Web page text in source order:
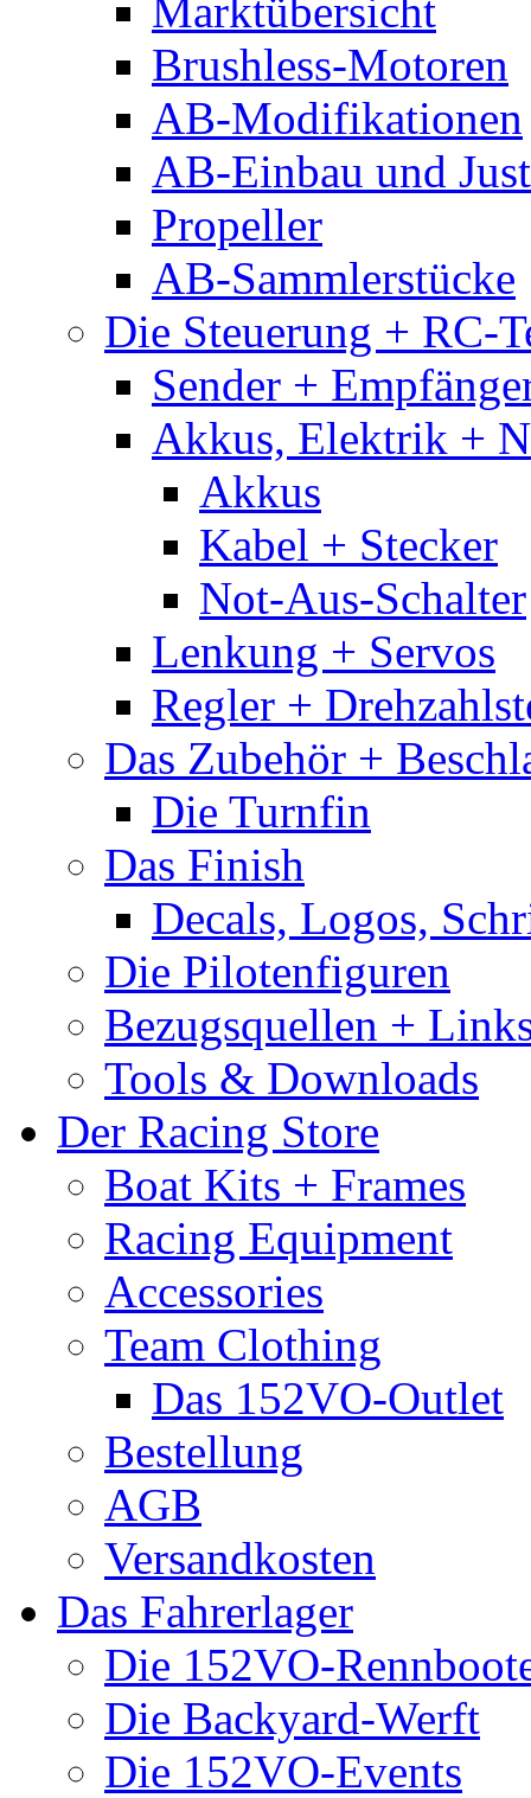
Marktübersicht
Brushless-Motoren
AB-Modifikationen
AB-Einbau und
Propeller
AB-Sammlerstücke
Die Steuerung + RC-
Sender +
Akkus, Elektrik +
Akkus
Kabel + Stecker
Not-Aus-Schalter
Lenkung + Servos
Regler +
Das Zubehör +
Die Turnfin
Das Finish
Decals, Logos,
Die Pilotenfiguren
Bezugsquellen +
Tools & Downloads
Der Racing Store
Boat Kits + Frames
Racing Equipment
Accessories
Team Clothing
Das 152VO-Outlet
Bestellung
AGB
Versandkosten
Das Fahrerlager
Die 152VO-
Die Backyard-Werft
Die 152VO-Events